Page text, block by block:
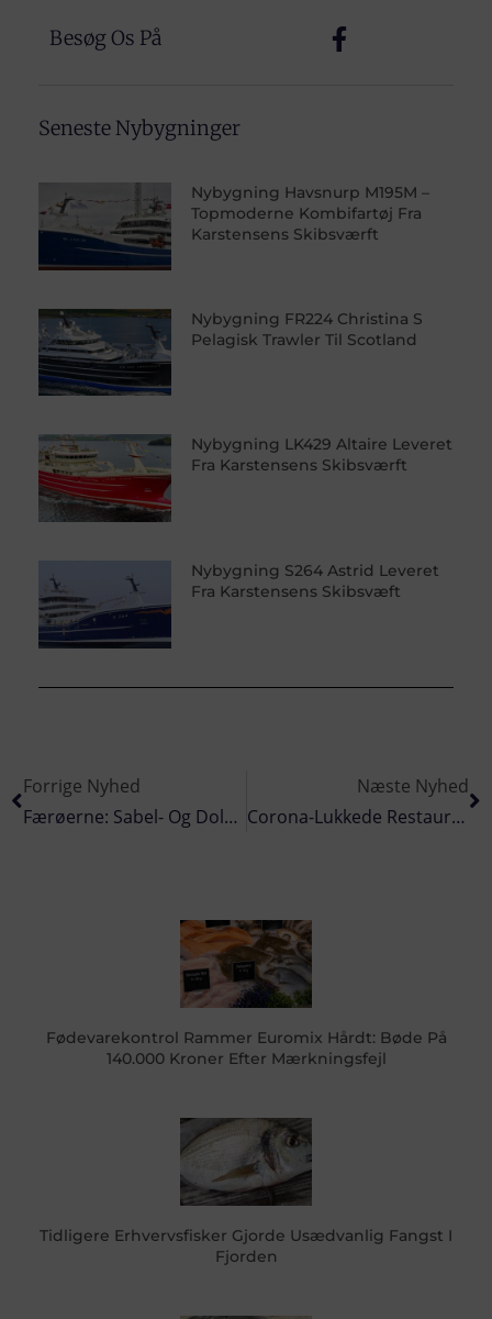
Besøg Os På
Seneste Nybygninger
Nybygning Havsnurp M195M –
Topmoderne Kombifartøj Fra
Karstensens Skibsværft
Nybygning FR224 Christina S
Pelagisk Trawler Til Scotland
Nybygning LK429 Altaire Leveret
Fra Karstensens Skibsværft
Nybygning S264 Astrid Leveret
Fra Karstensens Skibsvæft
Forrige Nyhed
Færøerne: Sabel- Og Dolkfisk Landet I Tvøroyri
Næste Nyhed
Corona-Lukkede Restauranter Gav TENAX Sild Regnskabsmæssig Tilbagegang
Fødevarekontrol Rammer Euromix Hårdt: Bøde På
140.000 Kroner Efter Mærkningsfejl
Tidligere Erhvervsfisker Gjorde Usædvanlig Fangst I
Fjorden